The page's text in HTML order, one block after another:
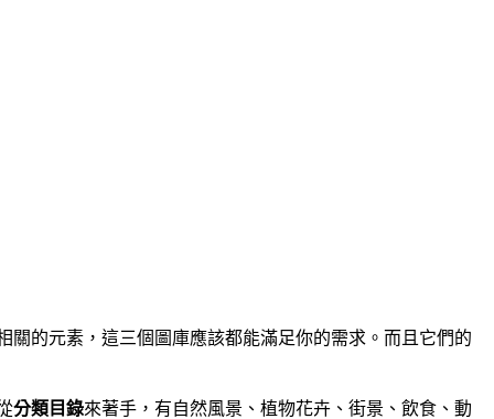
關的元素，這三個圖庫應該都能滿足你的需求。而且它們的
分類目錄來著手，有自然風景、植物花卉、街景、飲食、動